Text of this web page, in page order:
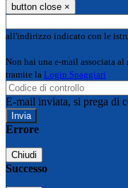
button close ×
all'indirizzo indicato con le
Non hai una e-mail associata
tramite la Login Spaggiari
E-mail inviata, si prega di
Errore
Chiudi
Successo